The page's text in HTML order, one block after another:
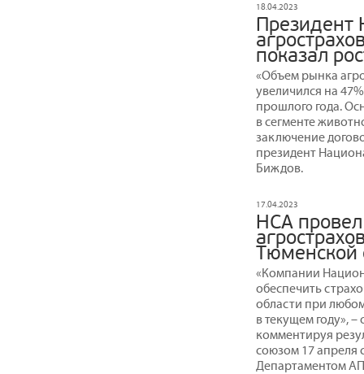
18.04.2023
Президент
показал
«Объем рынка
увеличился на
прошлого года.
в сегменте
заключение
президент
Биждов.
17.04.2023
НСА
Тюменской
«Компании
обеспечить
области при
в текущем году»,
комментируя
союзом 17 апреля
Департаментом